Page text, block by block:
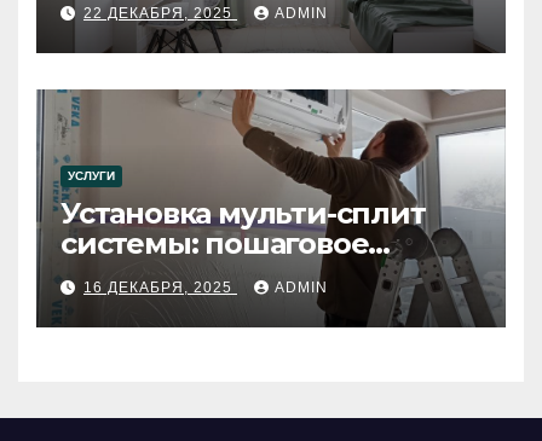
22 ДЕКАБРЯ, 2025 ADMIN
УСЛУГИ
Установка мульти-сплит
системы: пошаговое
руководство
16 ДЕКАБРЯ, 2025 ADMIN